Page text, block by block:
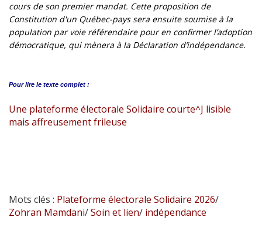
cours de son premier mandat. Cette proposition de
Constitution d'un Québec-pays sera ensuite soumise à la
population par voie référendaire pour en confirmer l’adoption
démocratique, qui mènera à la Déclaration d’indépendance.
Pour lire le texte complet :
Une plateforme électorale Solidaire courte^J lisible
mais affreusement frileuse
Mots clés : Plateforme électorale Solidaire 2026/
Zohran Mamdani/Soin et lien/ indépendance